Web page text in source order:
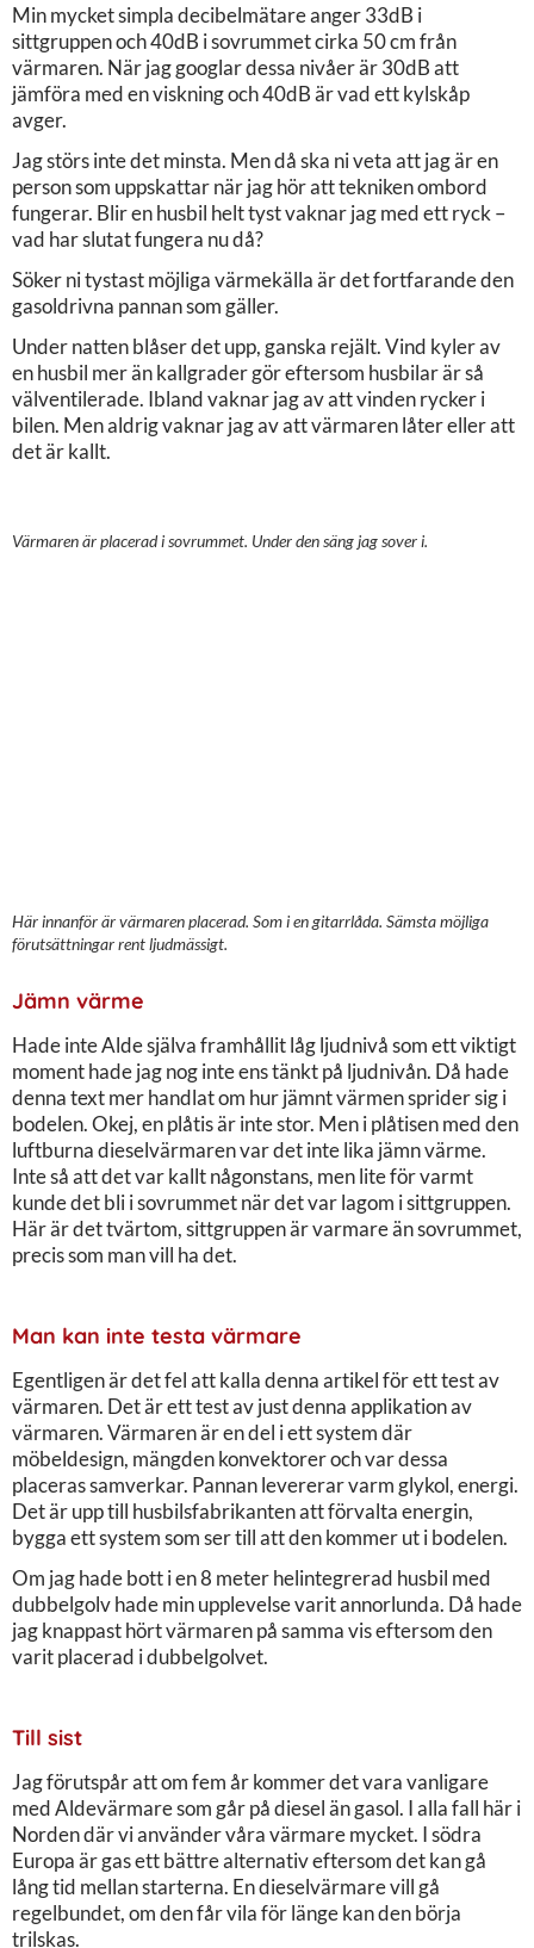
Min mycket simpla decibelmätare anger 33dB i
sittgruppen och 40dB i sovrummet cirka 50 cm från
värmaren. När jag googlar dessa nivåer är 30dB att
jämföra med en viskning och 40dB är vad ett kylskåp
avger.
Jag störs inte det minsta. Men då ska ni veta att jag är en
person som uppskattar när jag hör att tekniken ombord
fungerar. Blir en husbil helt tyst vaknar jag med ett ryck –
vad har slutat fungera nu då?
Söker ni tystast möjliga värmekälla är det fortfarande den
gasoldrivna pannan som gäller.
Under natten blåser det upp, ganska rejält. Vind kyler av
en husbil mer än kallgrader gör eftersom husbilar är så
välventilerade. Ibland vaknar jag av att vinden rycker i
bilen. Men aldrig vaknar jag av att värmaren låter eller att
det är kallt.
Värmaren är placerad i sovrummet. Under den säng jag sover i.
Här innanför är värmaren placerad. Som i en gitarrlåda. Sämsta möjliga
förutsättningar rent ljudmässigt.
Jämn värme
Hade inte Alde själva framhållit låg ljudnivå som ett viktigt
moment hade jag nog inte ens tänkt på ljudnivån. Då hade
denna text mer handlat om hur jämnt värmen sprider sig i
bodelen. Okej, en plåtis är inte stor. Men i plåtisen med den
luftburna dieselvärmaren var det inte lika jämn värme.
Inte så att det var kallt någonstans, men lite för varmt
kunde det bli i sovrummet när det var lagom i sittgruppen.
Här är det tvärtom, sittgruppen är varmare än sovrummet,
precis som man vill ha det.
Man kan inte testa värmare
Egentligen är det fel att kalla denna artikel för ett test av
värmaren. Det är ett test av just denna applikation av
värmaren. Värmaren är en del i ett system där
möbeldesign, mängden konvektorer och var dessa
placeras samverkar. Pannan levererar varm glykol, energi.
Det är upp till husbilsfabrikanten att förvalta energin,
bygga ett system som ser till att den kommer ut i bodelen.
Om jag hade bott i en 8 meter helintegrerad husbil med
dubbelgolv hade min upplevelse varit annorlunda. Då hade
jag knappast hört värmaren på samma vis eftersom den
varit placerad i dubbelgolvet.
Till sist
Jag förutspår att om fem år kommer det vara vanligare
med Aldevärmare som går på diesel än gasol. I alla fall här i
Norden där vi använder våra värmare mycket. I södra
Europa är gas ett bättre alternativ eftersom det kan gå
lång tid mellan starterna. En dieselvärmare vill gå
regelbundet, om den får vila för länge kan den börja
trilskas.